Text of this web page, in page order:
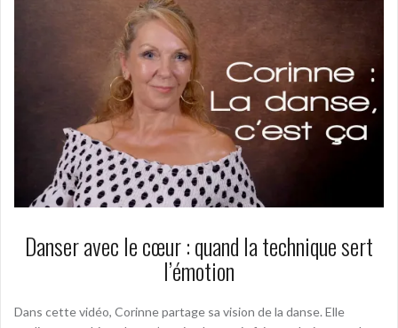
Danser avec le cœur : quand la technique sert
l’émotion
Dans cette vidéo, Corinne partage sa vision de la danse. Elle